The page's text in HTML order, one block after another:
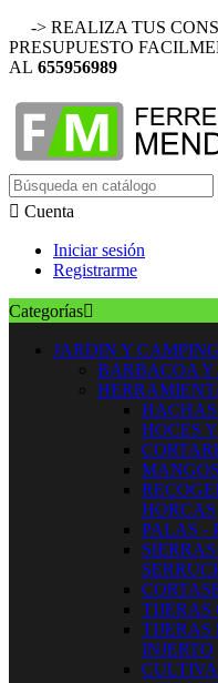
-> REALIZA TUS
PRESUPUESTO
AL 655956989
 Cuenta
Iniciar sesión
Registrarme
Categorías
JARDIN Y CAMPING
BARBACOA Y
HOCES
HORCAS
PALAS -
TIJERAS
TIJERAS
INJERTO